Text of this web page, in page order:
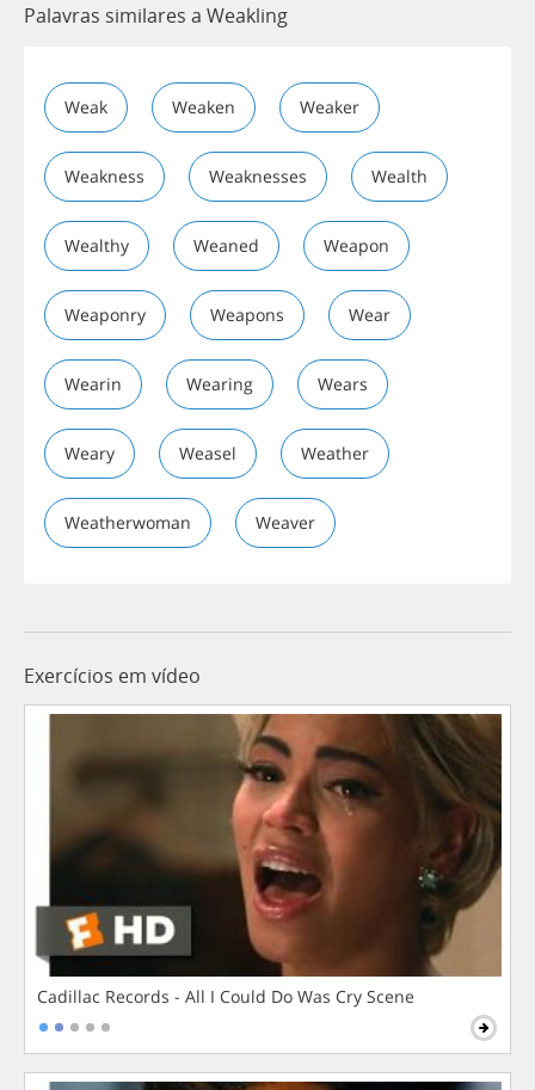
Palavras similares a Weakling
Weak Weaken Weaker
Weakness Weaknesses Wealth
Wealthy Weaned Weapon
Weaponry Weapons Wear
Wearin Wearing Wears
Weary Weasel Weather
Weatherwoman Weaver
Exercícios em vídeo
Cadillac Records - All I Could Do Was Cry Scene